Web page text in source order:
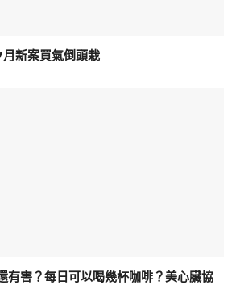
新案買氣倒頭栽
有害？每日可以喝幾杯咖啡？美心臟協